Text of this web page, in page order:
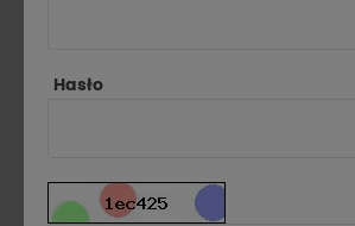
Hasło